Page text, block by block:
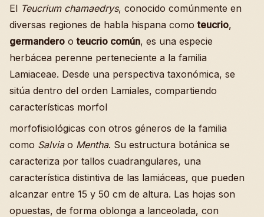
El Teucrium chamaedrys, conocido comúnmente en
diversas regiones de habla hispana comoteucrio,
germandero oteucrio común, es una especie
herbácea perenne perteneciente a la familia
Lamiaceae. Desde una perspectiva taxonómica, se
sitúa dentro del orden Lamiales, compartiendo
características morfol
morfofisiológicas con otros géneros de la familia
como Salviao Mentha. Su estructura botánica se
caracteriza por tallos cuadrangulares, una
característica distintiva de las lamiáceas, que pueden
alcanzar entre 15 y 50 cm de altura. Las hojas son
opuestas, de forma oblonga a lanceolada, con